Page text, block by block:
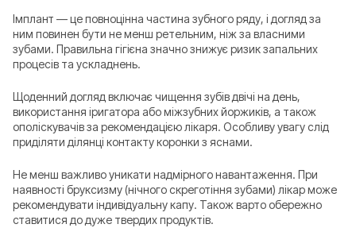
Імплант — це повноцінна частина зубного ряду, і догляд за
ним повинен бути не менш ретельним, ніж за власними
зубами. Правильна гігієна значно знижує ризик запальних
процесів та ускладнень.
Щоденний догляд включає чищення зубів двічі на день,
використання іригатора або міжзубних йоржиків, а також
ополіскувачів за рекомендацією лікаря. Особливу увагу слід
приділяти ділянці контакту коронки з яснами.
Не менш важливо уникати надмірного навантаження. При
наявності бруксизму (нічного скреготіння зубами) лікар може
рекомендувати індивідуальну капу. Також варто обережно
ставитися до дуже твердих продуктів.